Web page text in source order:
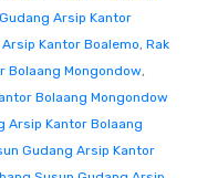
Arsip Kantor
Kantor Boalemo, Rak
Bolaang Mongondow,
Bolaang Mongondow
Arsip Kantor Bolaang
Gudang Arsip Kantor